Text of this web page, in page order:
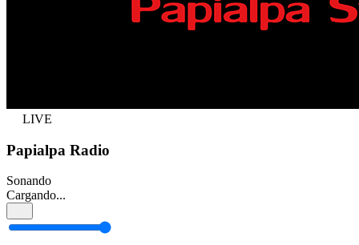
LIVE
Papialpa Radio
Sonando
Cargando...